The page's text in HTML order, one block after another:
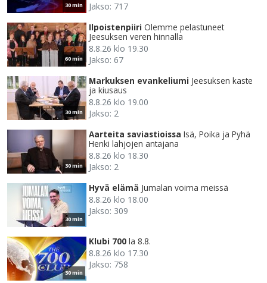
30 min
Jakso: 717
60 min
Ilpoistenpiiri Olemme pelastuneet
Jeesuksen veren hinnalla
8.8.26 klo 19.30
Jakso: 67
30 min
Markuksen evankeliumi Jeesuksen kaste
ja kiusaus
8.8.26 klo 19.00
Jakso: 2
30 min
Aarteita saviastioissa Isä, Poika ja Pyhä
Henki lahjojen antajana
8.8.26 klo 18.30
Jakso: 2
30 min
Hyvä elämä Jumalan voima meissä
8.8.26 klo 18.00
Jakso: 309
30 min
Klubi 700 la 8.8.
8.8.26 klo 17.30
Jakso: 758